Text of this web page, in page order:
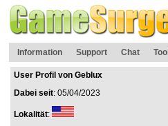
Information Support Chat
User Profil von Geblux
Dabei seit: 05/04/2023
Lokalität: